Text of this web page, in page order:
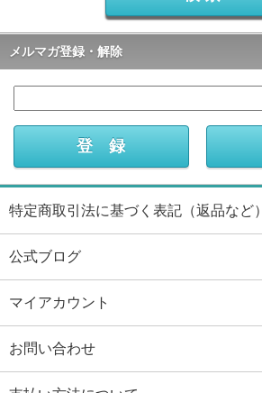
メルマガ登録・解除
特定商取引法に基づく表記（返品など）
公式ブログ
マイアカウント
お問い合わせ